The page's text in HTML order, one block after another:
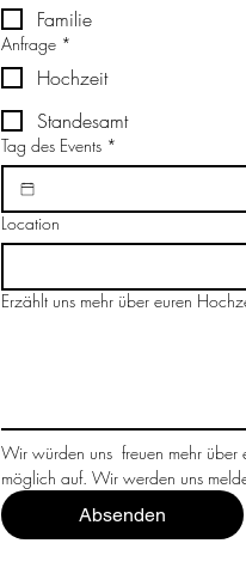
Familie
Anfrage *
Hochzeit
Standesamt
Tag des Events *
Location
Erzählt uns mehr über euren
Wir würden uns  freuen mehr über
Absenden